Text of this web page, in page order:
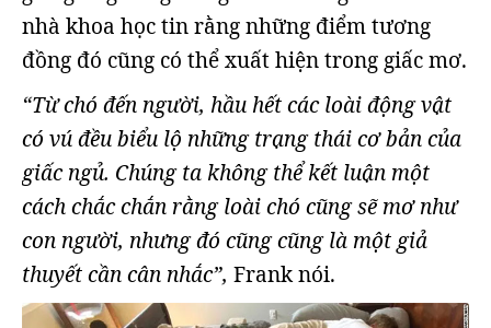
nhà khoa học tin rằng những điểm tương
đồng đó cũng có thể xuất hiện trong giấc mơ.
“Từ chó đến người, hầu hết các loài động vật
có vú đều biểu lộ những trạng thái cơ bản của
giấc ngủ. Chúng ta không thể kết luận một
cách chắc chắn rằng loài chó cũng sẽ mơ như
con người, nhưng đó cũng cũng là một giả
thuyết cần cân nhắc”, Frank nói.